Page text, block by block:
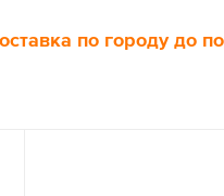
по городу до